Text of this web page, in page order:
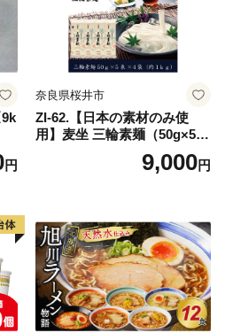
円
奈良県桜井市
ZI-62.【日本の素材のみ使
用】麦坐 三輪素麺（50g×5束
9,000円